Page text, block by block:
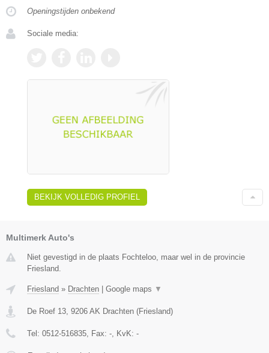
Openingstijden onbekend
Sociale media:
BEKIJK VOLLEDIG PROFIEL
Multimerk Auto's
Niet gevestigd in de plaats Fochteloo, maar wel in de provincie
Friesland.
Friesland » Drachten Google maps ▼
De Roef 13, 9206 AK Drachten (Friesland)
Tel: 0512-516835, Fax: -, KvK: -